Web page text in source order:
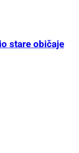
stare običaje